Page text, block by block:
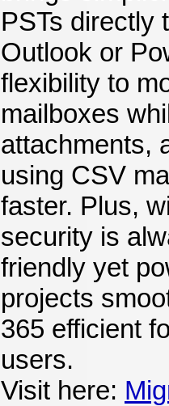
PSTs directly
Outlook or
flexibility to
mailboxes
attachments,
using CSV
faster. Plus,
security is
friendly yet
projects
365 efficient
users.
Visit here: